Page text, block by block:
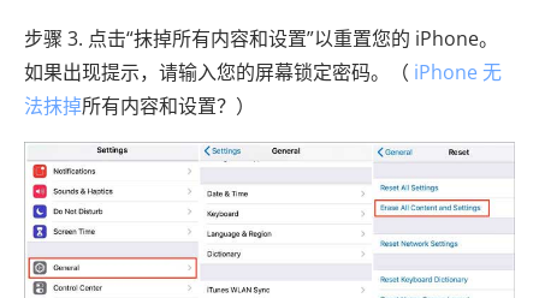
步骤 3. 点击“抹掉所有内容和设置”以重置您的 iPhone。
如果出现提示，请输入您的屏幕锁定密码。（ iPhone 无
法抹掉所有内容和设置？）